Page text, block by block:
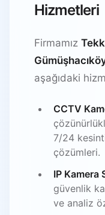
Hizmetleri
Firmamız
aşağıdaki
CCTV
7/24
çözümleri.
IP Kamera
güvenlik
ve analiz